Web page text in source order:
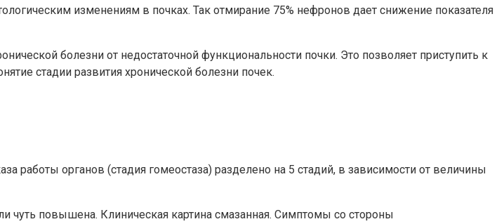
изменениям в почках. Так отмирание 75% нефронов дает снижение показателя
болезни от недостаточной функциональности почки. Это позволяет приступить к
стадии развития хронической болезни почек.
работы органов (стадия гомеостаза) разделено на 5 стадий, в зависимости от величины
чуть повышена. Клиническая картина смазанная. Симптомы со стороны